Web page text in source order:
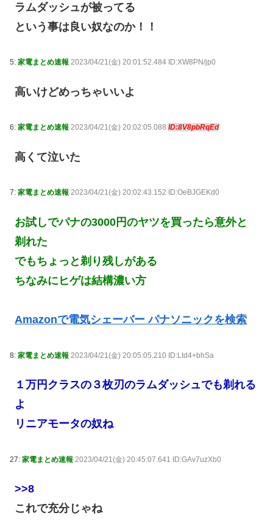
ラムダッシュが被ってる
という事は良い奴なのか！！
5: 家電まとめ速報 2023/04/21(金) 20:01:52.484 ID:XW8PN/jp0
高いけどめっちゃいいよ
6: 家電まとめ速報 2023/04/21(金) 20:02:05.088 ID:8V8pbRqEd
高くて泣いた
7: 家電まとめ速報 2023/04/21(金) 20:02:43.152 ID:OeBJGEKd0
お試しでパナの3000円のヤツを買ったら意外と
剃れた
でもちょっと剃り残しがある
ちなみにヒゲは結構濃い方
Amazonで電気シェーバー パナソニックを検索
8: 家電まとめ速報 2023/04/21(金) 20:05:05.210 ID:Ltd4+bhSa
１万円クラスの３枚刃のラムダッシュでも剃れる
よ
リニアモータの奴ね
27: 家電まとめ速報 2023/04/21(金) 20:45:07.641 ID:GAv7uzXb0
>>8
これで充分じゃね